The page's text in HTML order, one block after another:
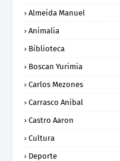
Almeida Manuel
Animalia
Biblioteca
Boscan Yurimia
Carlos Mezones
Carrasco Anibal
Castro Aaron
Cultura
Deporte